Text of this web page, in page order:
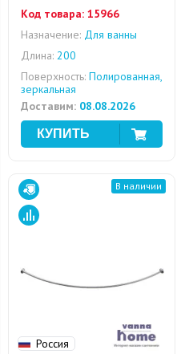
Код товара: 15966
Назначение: Для ванны
Длина: 200
Поверхность: Полированная,
зеркальная
Доставим: 08.08.2026
Россия
В наличии